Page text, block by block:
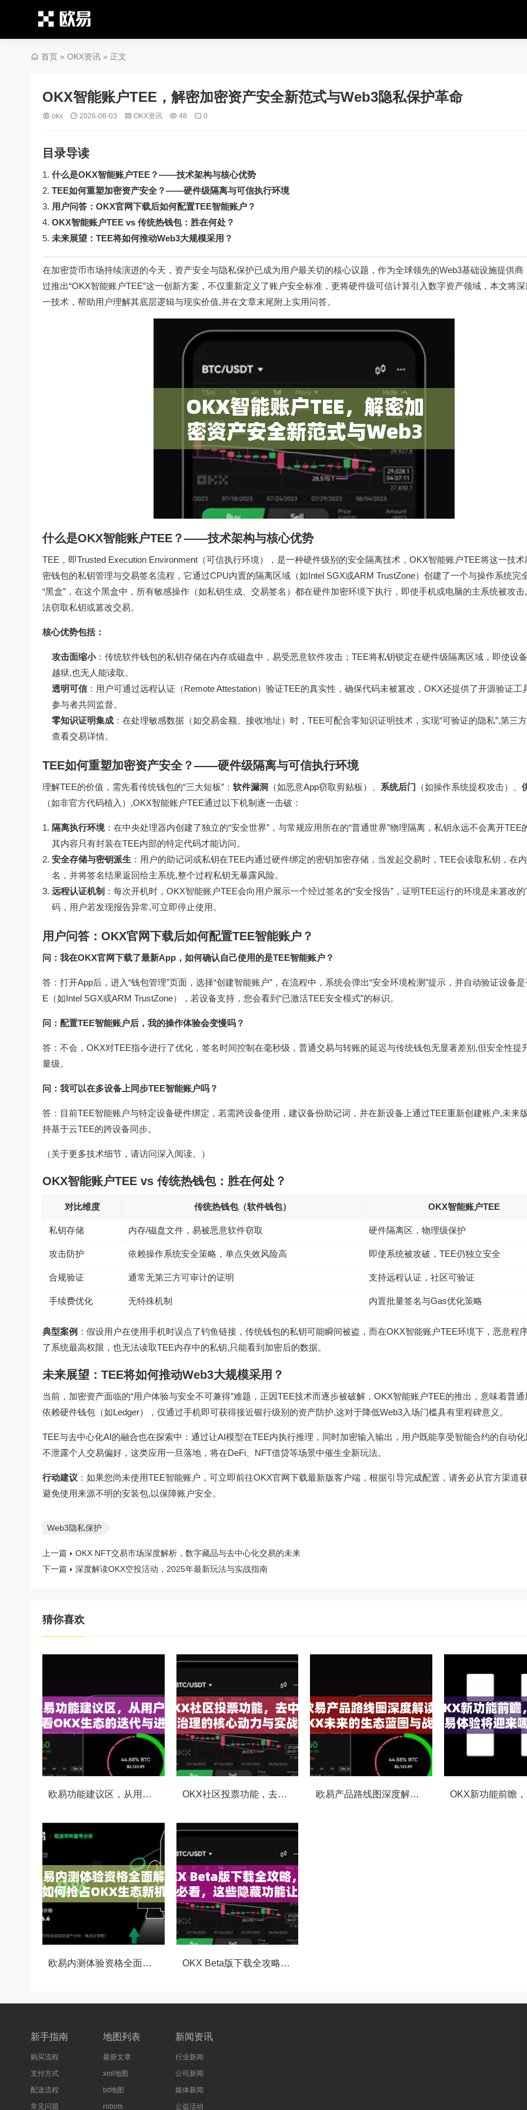
首页 » OKX资讯 » 正文
OKX智能账户TEE，解密加密资产安全新范式与Web3隐私保护革命
okx 2026-06-03 OKX资讯 48 0
目录导读
什么是OKX智能账户TEE？——技术架构与核心优势
TEE如何重塑加密资产安全？——硬件级隔离与可信执行环境
用户问答：OKX官网下载后如何配置TEE智能账户？
OKX智能账户TEE vs 传统热钱包：胜在何处？
未来展望：TEE将如何推动Web3大规模采用？
在加密货币市场持续演进的今天，资产安全与隐私保护已成为用户最关切的核心议题，作为全球领先的Web3基础设施提供商
过推出“OKX智能账户TEE”这一创新方案，不仅重新定义了账户安全标准，更将硬件级可信计算引入数字资产领域，本文将
一技术，帮助用户理解其底层逻辑与现实价值,并在文章末尾附上实用问答。
什么是OKX智能账户TEE？——技术架构与核心优势
TEE，即Trusted Execution Environment（可信执行环境），是一种硬件级别的安全隔离技术，OKX智能账户TEE将这一技术
密钱包的私钥管理与交易签名流程，它通过CPU内置的隔离区域（如Intel SGX或ARM TrustZone）创建了一个与操作系统完
“黑盒”，在这个黑盒中，所有敏感操作（如私钥生成、交易签名）都在硬件加密环境下执行，即使手机或电脑的主系统被攻
法窃取私钥或篡改交易。
核心优势包括：
攻击面缩小：传统软件钱包的私钥存储在内存或磁盘中，易受恶意软件攻击；TEE将私钥锁定在硬件级隔离区域，即使设
越狱,也无人能读取。
透明可信：用户可通过远程认证（Remote Attestation）验证TEE的真实性，确保代码未被篡改，OKX还提供了开源验证工
参与者共同监督。
零知识证明集成 ：在处理敏感数据（如交易金额、接收地址）时，TEE可配合零知识证明技术，实现“可验证的隐私”,第三
查看交易详情。
TEE如何重塑加密资产安全？——硬件级隔离与可信执行环境
理解TEE的价值，需先看传统钱包的“三大短板”： 软件漏洞 （如恶意App窃取剪贴板）、 系统后门 （如操作系统提权攻击）、
（如非官方代码植入）,OKX智能账户TEE通过以下机制逐一击破：
隔离执行环境：在中央处理器内创建了独立的“安全世界”，与常规应用所在的“普通世界”物理隔离，私钥永远不会离开TEE
其内容只有封装在TEE内部的特定代码才能访问。
安全存储与密钥派生 ：用户的助记词或私钥在TEE内通过硬件绑定的密钥加密存储，当发起交易时，TEE会读取私钥，在
名，并将签名结果返回给主系统,整个过程私钥无暴露风险。
远程认证机制 ：每次开机时，OKX智能账户TEE会向用户展示一个经过签名的“安全报告”，证明TEE运行的环境是未篡改
码，用户若发现报告异常,可立即停止使用。
用户问答：OKX官网下载后如何配置TEE智能账户？
问：我在OKX官网下载了最新App，如何确认自己使用的是TEE智能账户？
答：打开App后，进入“钱包管理”页面，选择“创建智能账户”，在流程中，系统会弹出“安全环境检测”提示，并自动验证设备
E（如Intel SGX或ARM TrustZone），若设备支持，您会看到“已激活TEE安全模式”的标识。
问：配置TEE智能账户后，我的操作体验会变慢吗？
答：不会，OKX对TEE指令进行了优化，签名时间控制在毫秒级，普通交易与转账的延迟与传统钱包无显著差别,但安全性提
量级。
问：我可以在多设备上同步TEE智能账户吗？
答：目前TEE智能账户与特定设备硬件绑定，若需跨设备使用，建议备份助记词，并在新设备上通过TEE重新创建账户,未来
持基于云TEE的跨设备同步。
（关于更多技术细节，请访问深入阅读。）
OKX智能账户TEE vs 传统热钱包：胜在何处？
对比维度 传统热钱包（软件钱包） OKX智能账户TEE
私钥存储 内存/磁盘文件，易被恶意软件窃取 硬件隔离区，物理级保护
攻击防护 依赖操作系统安全策略，单点失效风险高 即使系统被攻破，TEE仍独立安全
合规验证 通常无第三方可审计的证明 支持远程认证，社区可验证
手续费优化 无特殊机制 内置批量签名与Gas优化策略
典型案例 ：假设用户在使用手机时误点了钓鱼链接，传统钱包的私钥可能瞬间被盗，而在OKX智能账户TEE环境下，恶意程
了系统最高权限，也无法读取TEE内存中的私钥,只能看到加密后的数据。
未来展望：TEE将如何推动Web3大规模采用？
当前，加密资产面临的“用户体验与安全不可兼得”难题，正因TEE技术而逐步被破解，OKX智能账户TEE的推出，意味着普
依赖硬件钱包（如Ledger），仅通过手机即可获得接近银行级别的资产防护,这对于降低Web3入场门槛具有里程碑意义。
TEE与去中心化AI的融合也在探索中：通过让AI模型在TEE内执行推理，同时加密输入输出，用户既能享受智能合约的自动化
不泄露个人交易偏好，这类应用一旦落地，将在DeFi、NFT借贷等场景中催生全新玩法。
行动建议 ：如果您尚未使用TEE智能账户，可立即前往OKX官网下载最新版客户端，根据引导完成配置，请务必从官方渠道
避免使用来源不明的安装包,以保障账户安全。
Web3隐私保护
上一篇
OKX NFT交易市场深度解析，数字藏品与去中心化交易的未来
下一篇
深度解读OKX空投活动，2025年最新玩法与实战指南
猜你喜欢
欧易功能建议区，从用户视角看OKX生态的迭代与进化 OKX社区投票功能，去中心化治理的核心动力与实战指南 欧易产品路线图深度解读，OKX未来的生态蓝图与战略布局
欧易内测体验资格全面解析，如何抢占OKX生态新机遇 OKX Beta版下载全攻略，新手必看，这些隐藏功能让你交易效率翻倍
新手指南
购买流程
支付方式
配送流程
常见问题
地图列表
最新文章
xml地图
txt地图
robots
新闻资讯
行业新闻
公司新闻
媒体新闻
公益活动